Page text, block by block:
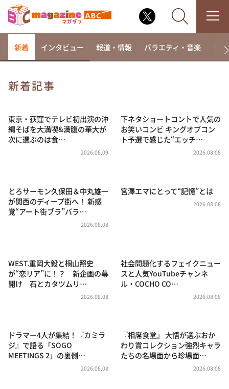
相席食堂
これ余談なんですけど・・・
～人生密着トークバラエティ！～ やすとものいたっ
news おかえり
河合＆A.B.C-Z塚田×福井アナ「なんでやねん！？」
（news おかえり）
朝だ！生です旅サラダ
教えて！ニュースライブ 正義のミカタ
ポツンと一軒家
ザキ山小屋本館
新着 インタビュー 報道・情報 バラエティ・音楽 ド
新着記事
東京・荻窪でテレビ初出演の沖
縄そばを大満喫&満腹の華大が
次に選ぶのは食…
2026.08.09
下ネタショートコントで人気の
お笑いコンビ キングオブコン
ト予選で感じた“エッチ…
2026.08.08
とろサーモン久保田＆中丸雄一
が関西のディープ街へ！ 新感
覚“アート街ブラ”バラ…
2026.08.08
宮澤エマにとって“記憶”とは
2026.08.08
WEST.重岡大毅と桐山照史
が“恋リア”に！？ 新企画の幕
開け 石とカタツムリ…
2026.08.08
社会問題化するフェイクニュー
スと人気YouTubeチャンネ
ル・COCHO CO…
2026.08.08
ドラマー4人が集結！『カミラ
ジ』で語る「SOGO
MEETINGS 2」の裏側…
2026.08.08
『相席食堂』 大悟が選ぶおか
わり賞コレクション強烈キャラ
たちの名場面から珍場面…
2026.08.08